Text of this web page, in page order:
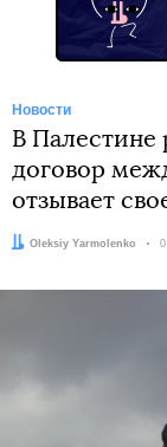
Новости
В Палестине
договор
отзывает
Автор:
Oleksiy Yarmolenko